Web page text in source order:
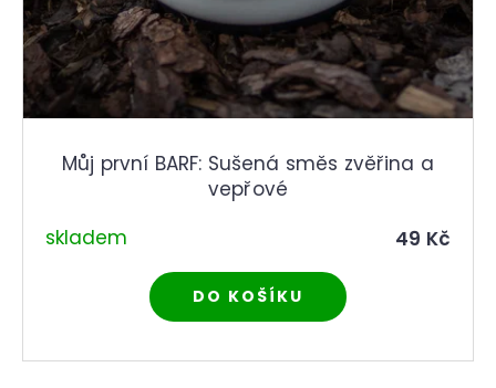
Můj první BARF: Sušená směs zvěřina a
vepřové
skladem
49 Kč
DO KOŠÍKU